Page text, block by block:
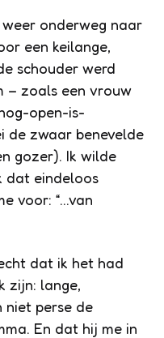
onderweg naar
een keilange,
schouder werd
– zoals een vrouw
open-is-
de zwaar benevelde
gozer). Ik wilde
dat eindeloos
voor: “…van
dat ik het had
zijn: lange,
niet perse de
En dat hij me in